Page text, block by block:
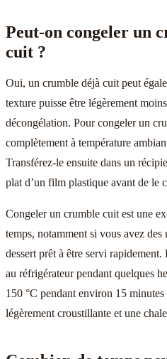
Peut-on congeler un
cuit ?
Oui, un crumble déjà cuit peut
texture puisse être légèrement
décongélation. Pour congeler un
complètement à température
Transférez-le ensuite dans un
plat d’un film plastique avant de le
Congeler un crumble cuit est une
temps, notamment si vous avez
dessert prêt à être servi
au réfrigérateur pendant quelques
150 °C pendant environ 15
légèrement croustillante et une